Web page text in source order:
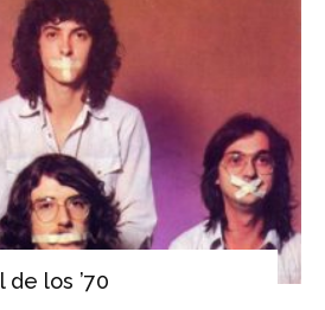
de los ’70